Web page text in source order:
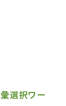
選択ワー